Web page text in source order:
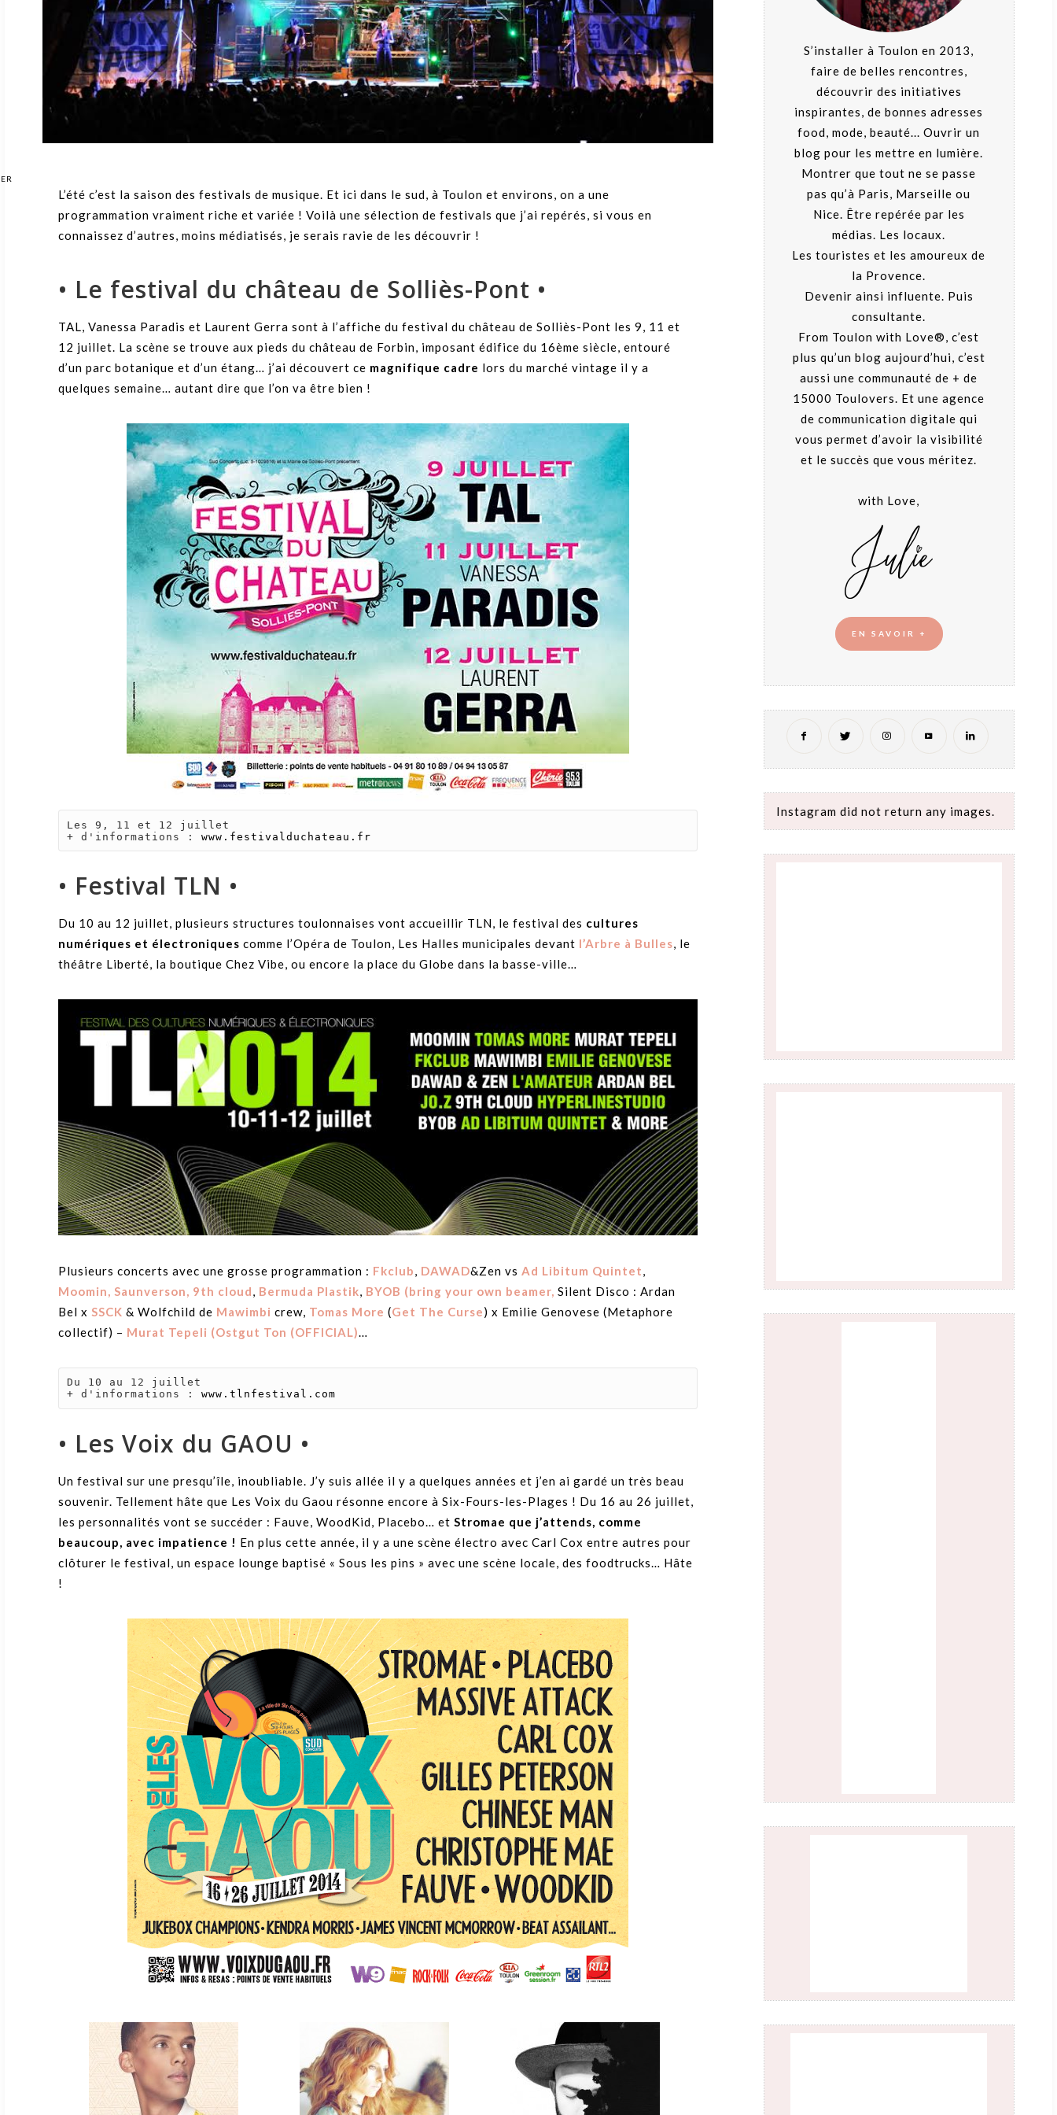
L’été c’est la saison des festivals de musique. Et ici dans le sud, à Toulon et environs, on a une
programmation vraiment riche et variée ! Voilà une sélection de festivals que j’ai repérés, si vous en
connaissez d’autres, moins médiatisés, je serais ravie de les découvrir !
• Le festival du château de Solliès-Pont •
TAL, Vanessa Paradis et Laurent Gerra sont à l’affiche du festival du château de Solliès-Pont les 9, 11 et
12 juillet. La scène se trouve aux pieds du château de Forbin, imposant édifice du 16ème siècle, entouré
d’un parc botanique et d’un étang… j’ai découvert ce magnifique cadre lors du marché vintage il y a
quelques semaine… autant dire que l’on va être bien !
Les 9, 11 et 12 juillet
+ d'informations : www.festivalduchateau.fr
• Festival TLN •
Du 10 au 12 juillet, plusieurs structures toulonnaises vont accueillir TLN, le festival des cultures
numériques et électroniques comme l’Opéra de Toulon, Les Halles municipales devant l’Arbre à Bulles, le
théâtre Liberté, la boutique Chez Vibe, ou encore la place du Globe dans la basse-ville…
Plusieurs concerts avec une grosse programmation : Fkclub, DAWAD&Zen vs Ad Libitum Quintet,
Moomin, Saunverson, 9th cloud, Bermuda Plastik, BYOB (bring your own beamer, Silent Disco : Ardan
Bel x SSCK & Wolfchild de Mawimbi crew, Tomas More (Get The Curse) x Emilie Genovese (Metaphore
collectif) – Murat Tepeli (Ostgut Ton (OFFICIAL)…
Du 10 au 12 juillet
+ d'informations : www.tlnfestival.com
• Les Voix du GAOU •
Un festival sur une presqu’île, inoubliable. J’y suis allée il y a quelques années et j’en ai gardé un très beau
souvenir. Tellement hâte que Les Voix du Gaou résonne encore à Six-Fours-les-Plages ! Du 16 au 26 juillet,
les personnalités vont se succéder : Fauve, WoodKid, Placebo… et Stromae que j’attends, comme
beaucoup, avec impatience ! En plus cette année, il y a une scène électro avec Carl Cox entre autres pour
clôturer le festival, un espace lounge baptisé « Sous les pins » avec une scène locale, des foodtrucks… Hâte
!
S’installer à Toulon en 2013,
faire de belles rencontres,
découvrir des initiatives
inspirantes, de bonnes adresses
food, mode, beauté... Ouvrir un
blog pour les mettre en lumière.
Montrer que tout ne se passe
pas qu’à Paris, Marseille ou
Nice. Être repérée par les
médias. Les locaux.
Les touristes et les amoureux de
la Provence.
Devenir ainsi influente. Puis
consultante.
From Toulon with Love®, c’est
plus qu’un blog aujourd’hui, c’est
aussi une communauté de + de
15000 Toulovers. Et une agence
de communication digitale qui
vous permet d’avoir la visibilité
et le succès que vous méritez.
with Love,
EN SAVOIR +
Instagram did not return any images.